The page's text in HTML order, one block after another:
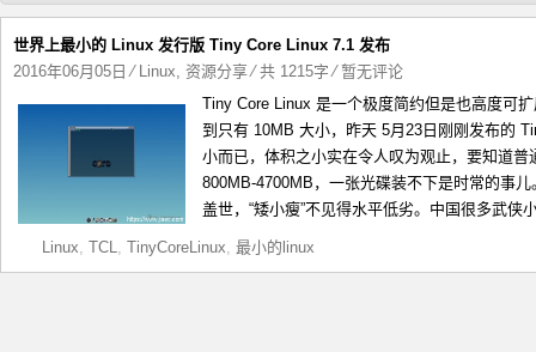
ThinkPHP v5.1.22曝出
世界上最小的 Linux 发行版 Tiny Core Linux 7.1 发布
2016年06月05日 ⁄ Linux, 资源分享⁄ 共 1215字⁄暂无评论
Tiny Core Linux 是一个极度简约但是也高度可
到只有 10MB 大小，昨天 5月23日刚刚发布的
小而已，体积之小实在令人叹为观止，要知道
800MB-4700MB，一张光碟装不下是时常的事
盖世，“矮小瘦”不见得水平低劣。中国很多武侠
Linux, TCL, TinyCoreLinux, 最小的linux